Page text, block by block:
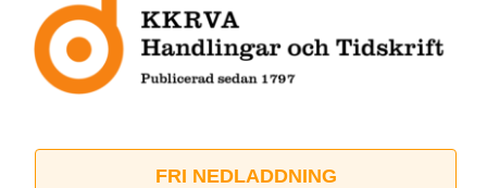
FRI NEDLADDNING